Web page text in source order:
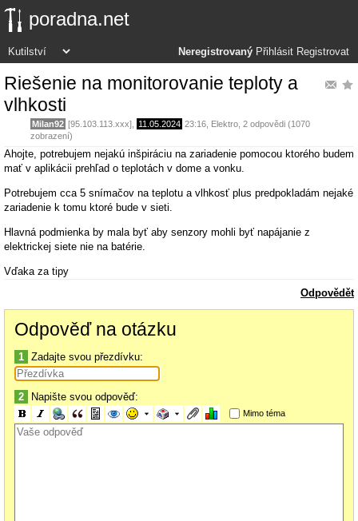
poradna.net
Neregistrovaný Přihlásit Registrovat
Riešenie na monitorovanie teploty a
vlhkosti
Milan92 [95.103.113.xxx], 11.05.2024 23:16 Elektro , 2 odpovědi (1070
zobrazení)
Ahojte, potrebujem nejakú inšpiráciu na zariadenie pomocou ktorého budem
mať v aplikácii prehľad o teplotách v dome a vonku.
Potrebujem cca 5 snímačov na teplotu a vlhkosť plus predpokladám nejaké
zariadenie k tomu ktoré bude v sieti.
Hlavná podmienka by mala byť aby senzory mohli byť napájanie z
elektrickej siete nie na batérie.
Vďaka za tipy
Odpovědět
Odpověď na otázku
1 Zadajte svou přezdívku:
2 Napište svou odpověď:
Mimo téma